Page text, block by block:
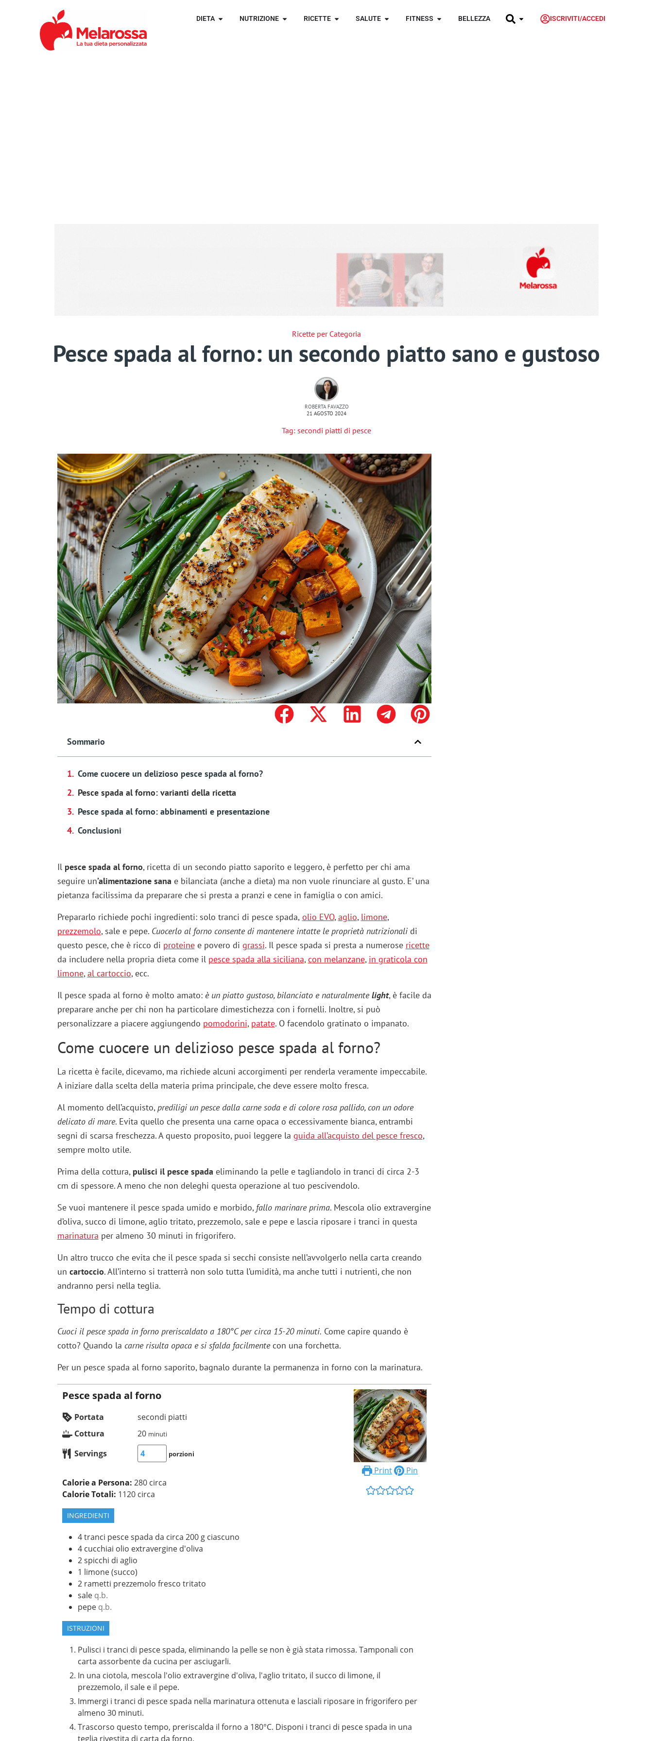
DIETA NUTRIZIONE RICETTE SALUTE FITNESS BELLEZZA ISCRIVITI/ACCEDI
Ricette per Categoria
Pesce spada al forno: un secondo piatto sano e gustoso
ROBERTA FAVAZZO
21 AGOSTO 2024
Tag: secondi piatti di pesce
Sommario
Come cuocere un delizioso pesce spada al forno?
Pesce spada al forno: varianti della ricetta
Pesce spada al forno: abbinamenti e presentazione
Conclusioni
Il pesce spada al forno, ricetta di un secondo piatto saporito e leggero, è perfetto per chi ama
seguire un’alimentazione sana e bilanciata (anche a dieta) ma non vuole rinunciare al gusto. E’ una
pietanza facilissima da preparare che si presta a pranzi e cene in famiglia o con amici.
Prepararlo richiede pochi ingredienti: solo tranci di pesce spada, olio EVO,aglio, limone,
prezzemolo, sale e pepe. Cuocerlo al forno consente di mantenere intatte le proprietà nutrizionalidi
questo pesce, che è ricco di proteinee povero di grassi. Il pesce spada si presta a numerose ricette
da includere nella propria dieta come il pesce spada alla siciliana,con melanzane, in graticola con
limone,al cartoccio, ecc.
Il pesce spada al forno è molto amato: è un piatto gustoso, bilanciato e naturalmentelight, è facile da
preparare anche per chi non ha particolare dimestichezza con i fornelli. Inoltre, si può
personalizzare a piacere aggiungendo pomodorini, patate. O facendolo gratinato o impanato.
Come cuocere un delizioso pesce spada al forno?
La ricetta è facile, dicevamo, ma richiede alcuni accorgimenti per renderla veramente impeccabile.
A iniziare dalla scelta della materia prima principale, che deve essere molto fresca.
Al momento dell’acquisto,prediligi un pesce dalla carne soda e di colore rosa pallido, con un odore
delicato di mare. Evita quello che presenta una carne opaca o eccessivamente bianca, entrambi
segni di scarsa freschezza. A questo proposito, puoi leggere la guida all’acquisto del pesce fresco,
sempre molto utile.
Prima della cottura, pulisci il pesce spada eliminando la pelle e tagliandolo in tranci di circa 2-3
cm di spessore. A meno che non deleghi questa operazione al tuo pescivendolo.
Se vuoi mantenere il pesce spada umido e morbido, fallo marinare prima. Mescola olio extravergine
d’oliva, succo di limone, aglio tritato, prezzemolo, sale e pepe e lascia riposare i tranci in questa
marinatura per almeno 30 minuti in frigorifero.
Un altro trucco che evita che il pesce spada si secchi consiste nell’avvolgerlo nella carta creando
un cartoccio. All’interno si tratterrà non solo tutta l’umidità, ma anche tutti i nutrienti, che non
andranno persi nella teglia.
Tempo di cottura
Cuoci il pesce spada in forno preriscaldato a 180°C per circa 15-20 minuti. Come capire quando è
cotto? Quando la carne risulta opaca e si sfalda facilmentecon una forchetta.
Per un pesce spada al forno saporito, bagnalo durante la permanenza in forno con la marinatura.
Print Pin
Pesce spada al forno
Portata
secondi piatti
Cottura
20 minuti
Servings porzioni
Calorie a Persona: 280 circa
Calorie Totali: 1120 circa
INGREDIENTI
4 tranci pesce spada da circa 200 g ciascuno
4 cucchiai olio extravergine d'oliva
2 spicchi di aglio
1 limone (succo)
2 rametti prezzemolo fresco tritato
sale q.b.
pepe q.b.
ISTRUZIONI
Pulisci i tranci di pesce spada, eliminando la pelle se non è già stata rimossa. Tamponali con
carta assorbente da cucina per asciugarli.
In una ciotola, mescola l'olio extravergine d'oliva, l'aglio tritato, il succo di limone, il
prezzemolo, il sale e il pepe.
Immergi i tranci di pesce spada nella marinatura ottenuta e lasciali riposare in frigorifero per
almeno 30 minuti.
Trascorso questo tempo, preriscalda il forno a 180°C. Disponi i tranci di pesce spada in una
teglia rivestita di carta da forno.